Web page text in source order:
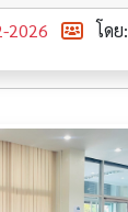
2026 โด